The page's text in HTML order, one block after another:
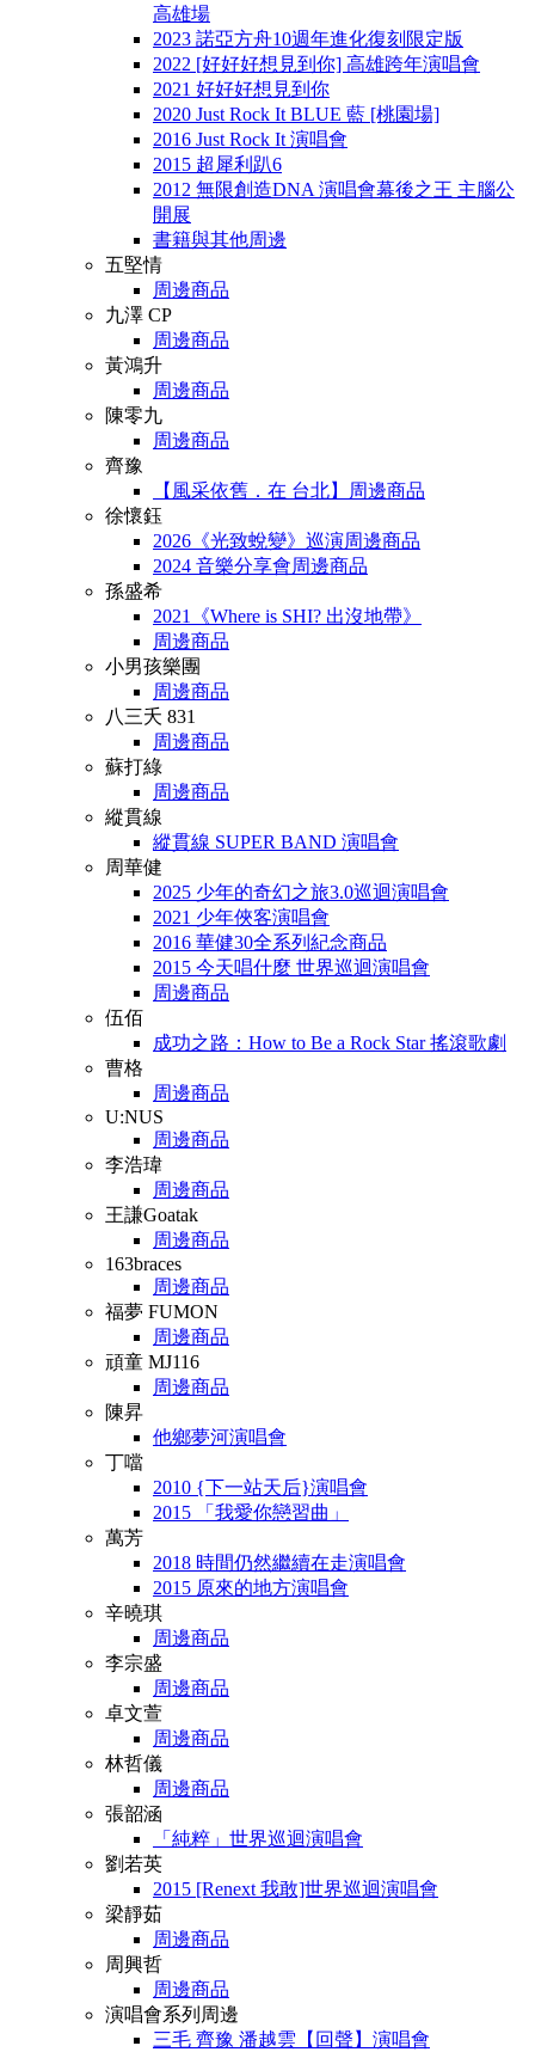
高雄場
2023 諾亞方舟10週年進化復刻限定版
2022 [好好好想見到你] 高雄跨年演唱會
2021 好好好想見到你
2020 Just Rock It BLUE 藍 [桃園場]
2016 Just Rock It 演唱會
2015 超犀利趴6
2012 無限創造DNA 演唱會幕後之王 主腦公
開展
書籍與其他周邊
五堅情
周邊商品
九澤 CP
周邊商品
黃鴻升
周邊商品
陳零九
周邊商品
齊豫
【風采依舊．在 台北】周邊商品
徐懷鈺
2026《光致蛻變》巡演周邊商品
2024 音樂分享會周邊商品
孫盛希
2021《Where is SHI? 出沒地帶》
周邊商品
小男孩樂團
周邊商品
八三夭 831
周邊商品
蘇打綠
周邊商品
縱貫線
縱貫線 SUPER BAND 演唱會
周華健
2025 少年的奇幻之旅3.0巡迴演唱會
2021 少年俠客演唱會
2016 華健30全系列紀念商品
2015 今天唱什麼 世界巡迴演唱會
周邊商品
伍佰
成功之路：How to Be a Rock Star 搖滾歌劇
曹格
周邊商品
U:NUS
周邊商品
李浩瑋
周邊商品
王謙Goatak
周邊商品
163braces
周邊商品
福夢 FUMON
周邊商品
頑童 MJ116
周邊商品
陳昇
他鄉夢河演唱會
丁噹
2010 {下一站天后}演唱會
2015 「我愛你戀習曲」
萬芳
2018 時間仍然繼續在走演唱會
2015 原來的地方演唱會
辛曉琪
周邊商品
李宗盛
周邊商品
卓文萱
周邊商品
林哲儀
周邊商品
張韶涵
「純粹」世界巡迴演唱會
劉若英
2015 [Renext 我敢]世界巡迴演唱會
梁靜茹
周邊商品
周興哲
周邊商品
演唱會系列周邊
三毛 齊豫 潘越雲【回聲】演唱會